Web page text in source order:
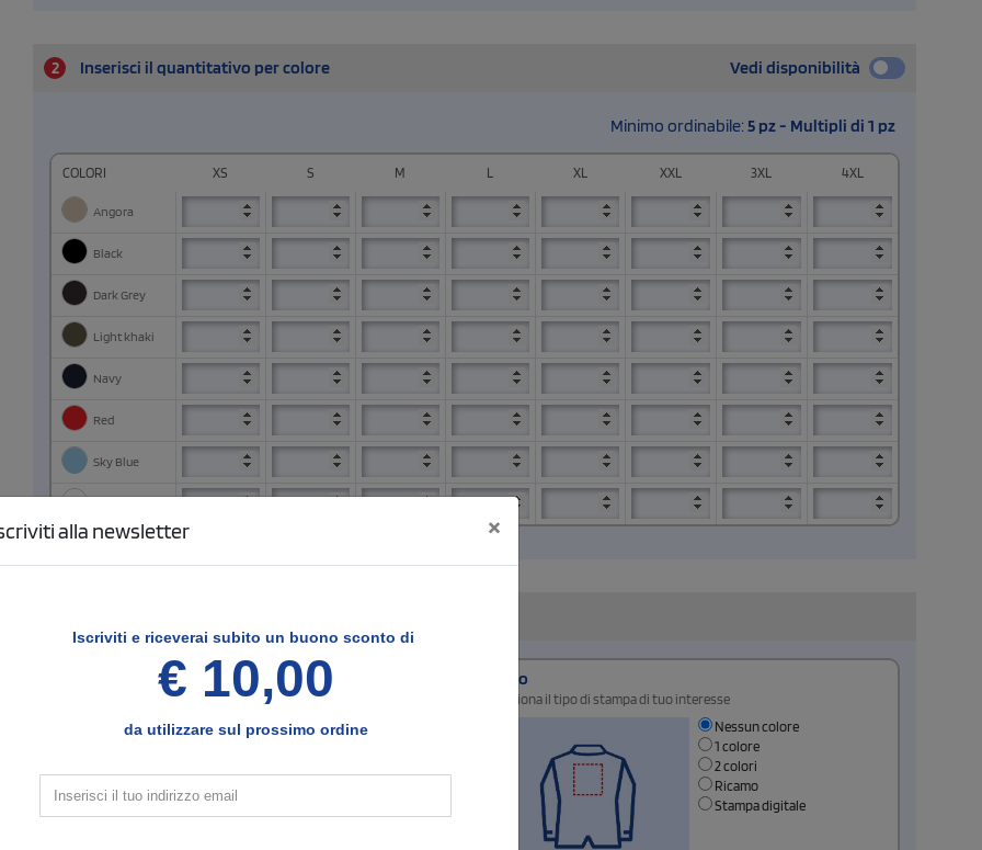
2 Inserisci il quantitativo per colore Vedi disponibilità
Minimo ordinabile: 5 pz - Multipli di 1 pz
COLORI XS S M L XL XXL 3XL 4XL
Angora
Black
Dark Grey
Light khaki
Navy
Red
Sky Blue
Seleziona il tipo di stampa di tuo interesse
Nessun colore
Retro
Seleziona il tipo di stampa di tuo interesse
Nessun colore
1 colore
2 colori
Ricamo
Stampa digitale
alla newsletter ×
Iscriviti e riceverai subito un buono sconto di
€ 10,00
da utilizzare sul prossimo ordine